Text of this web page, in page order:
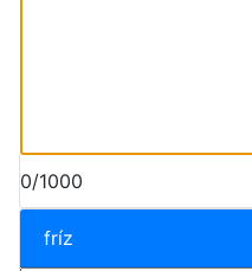
0/1000
fríz